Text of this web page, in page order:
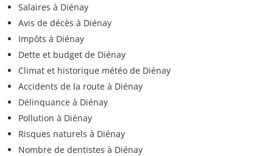
Salaires à Diénay
Avis de décès à Diénay
Impôts à Diénay
Dette et budget de Diénay
Climat et historique météo de Diénay
Accidents de la route à Diénay
Délinquance à Diénay
Pollution à Diénay
Risques naturels à Diénay
Nombre de dentistes à Diénay